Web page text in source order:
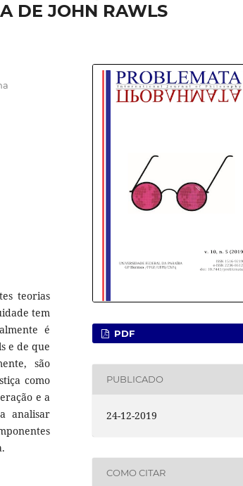
DE JOHN RAWLS
teorias
tem
é
e de que
são
como
e a
analisar
PDF
PUBLICADO
24-12-2019
COMO CITAR